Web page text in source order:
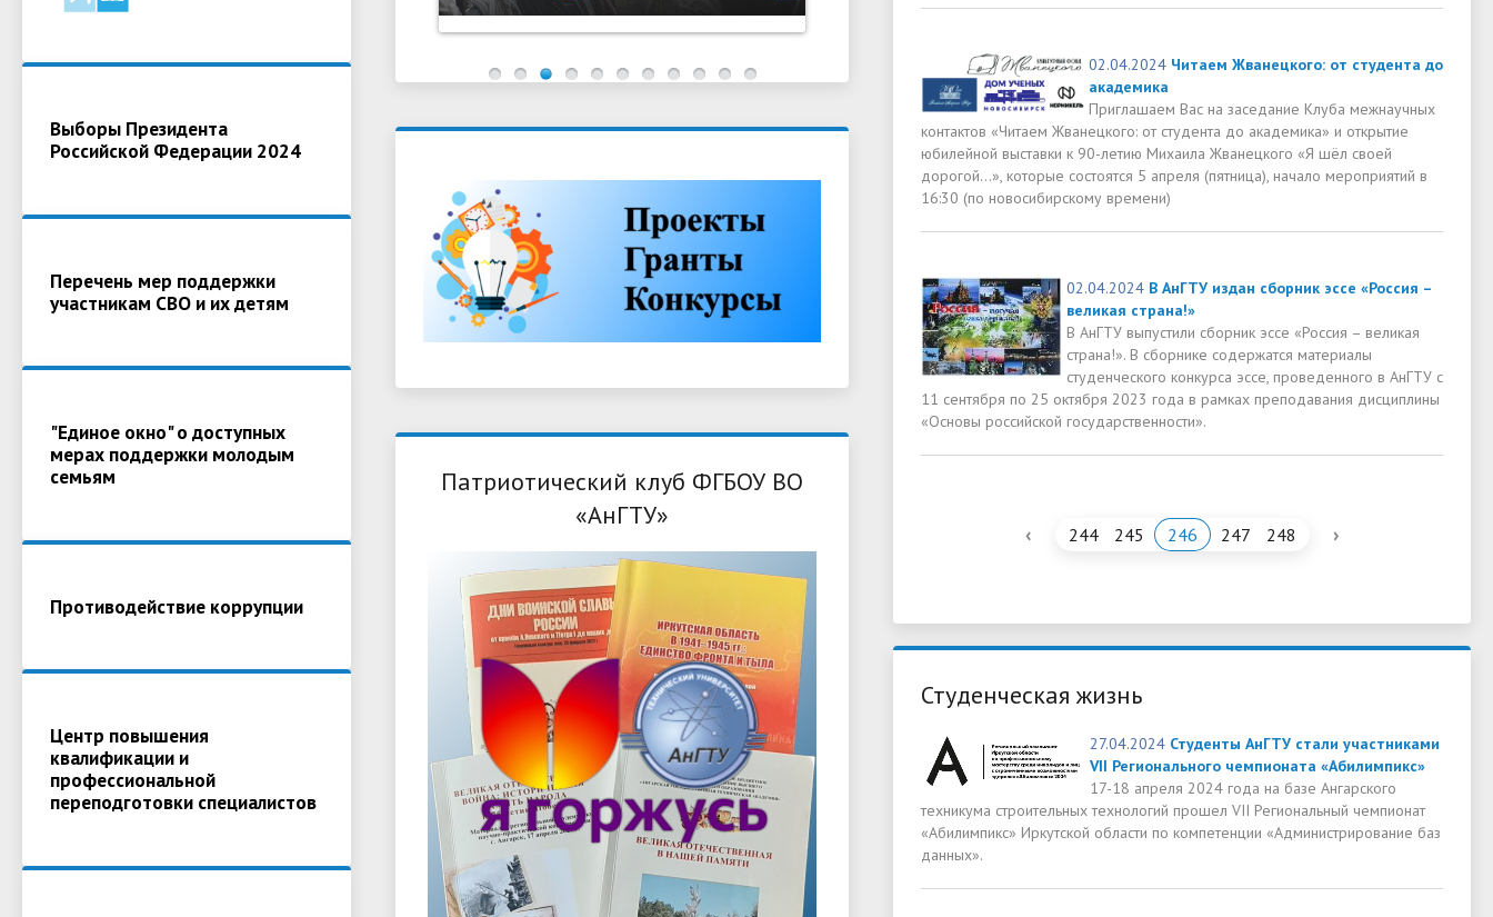
Выборы Президента
Российской Федерации 2024
Перечень мер поддержки
участникам СВО и их детям
"Единое окно" о доступных
мерах поддержки молодым
семьям
Противодействие коррупции
Центр повышения
квалификации и
профессиональной
переподготовки специалистов
Патриотический клуб ФГБОУ ВО
«АнГТУ»
02.04.2024 Читаем Жванецкого: от студента до
академика
Приглашаем Вас на заседание Клуба межнаучных
контактов «Читаем Жванецкого: от студента до академика» и открытие
юбилейной выставки к 90-летию Михаила Жванецкого «Я шёл своей
дорогой…», которые состоятся 5 апреля (пятница), начало мероприятий в
16:30 (по новосибирскому времени)
02.04.2024 В АнГТУ издан сборник эссе «Россия –
великая страна!»
В АнГТУ выпустили сборник эссе «Россия – великая
страна!». В сборнике содержатся материалы
студенческого конкурса эссе, проведенного в АнГТУ с
11 сентября по 25 октября 2023 года в рамках преподавания дисциплины
«Основы российской государственности».
‹ 244 245 246 247 248 ›
Студенческая жизнь
27.04.2024 Студенты АнГТУ стали участниками
VII Регионального чемпионата «Абилимпикс»
17-18 апреля 2024 года на базе Ангарского
техникума строительных технологий прошел VII Региональный чемпионат
«Абилимпикс» Иркутской области по компетенции «Администрирование баз
данных».